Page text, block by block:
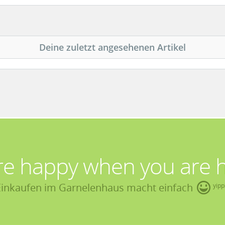
Deine zuletzt angesehenen Artikel
happy when you are
im Garnelenhaus macht einfach